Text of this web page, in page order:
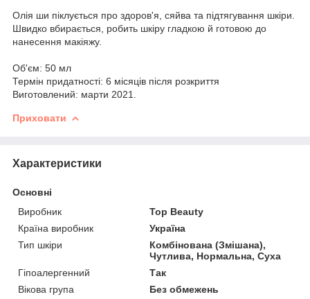
Олія ши піклується про здоров'я, сяйва та підтягування шкіри.
Швидко вбирається, робить шкіру гладкою й готовою до
нанесення макіяжу.
Об'єм: 50 мл
Термін придатності: 6 місяців після розкриття
Виготовлений: марти 2021.
Приховати
Характеристики
Основні
Виробник
Top Beauty
Країна виробник
Україна
Тип шкіри
Комбінована (Змішана),
Чутлива, Нормальна, Суха
Гіпоалергенний
Так
Вікова група
Без обмежень